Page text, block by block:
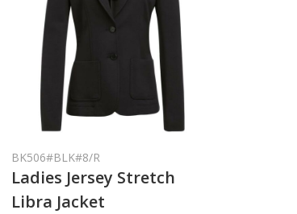
BK506#BLK#8/R
Ladies Jersey Stretch
Libra Jacket